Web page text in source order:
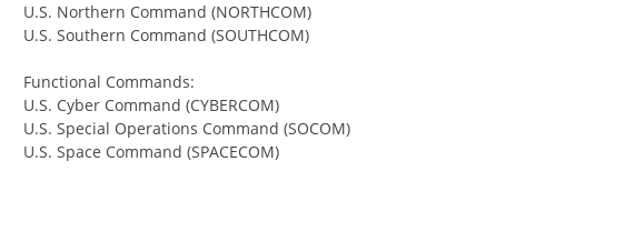
U.S. Northern Command (NORTHCOM)
U.S. Southern Command (SOUTHCOM)
Functional Commands:
U.S. Cyber Command (CYBERCOM)
U.S. Special Operations Command (SOCOM)
U.S. Space Command (SPACECOM)